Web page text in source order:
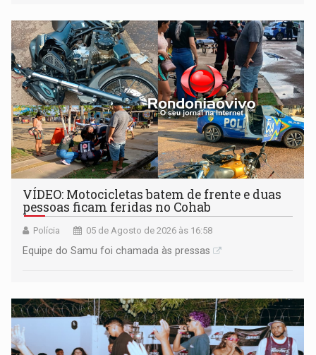
milhões
VÍDEO: Motocicletas batem de frente e duas
pessoas ficam feridas no Cohab
Polícia 05 de Agosto de 2026 às 16:58
Equipe do Samu foi chamada às pressas